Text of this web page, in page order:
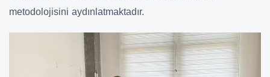
metodolojisini aydınlatmaktadır.